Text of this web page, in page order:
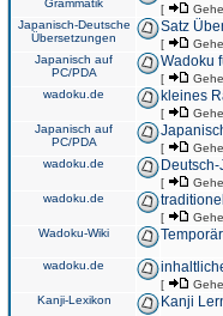
Grammatik
[
Japanisch-Deutsche
Übersetzungen
Satz
[
Japanisch auf
PC/PDA
Wadoku
[
wadoku.de kleines
[
Japanisch auf
PC/PDA
[
wadoku.de
[
wadoku.de
[
Wadoku-Wiki
wadoku.de
[
Kanji-Lexikon Kanji